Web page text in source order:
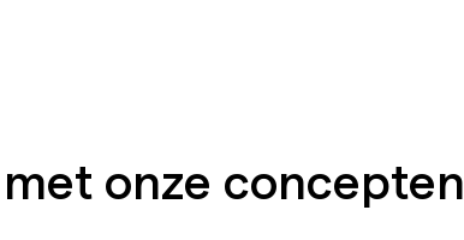
onze concepten